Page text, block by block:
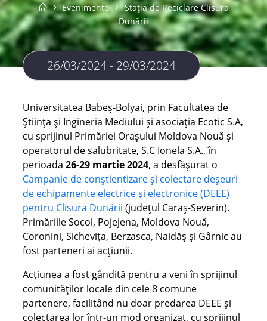
HomeEvenimente
Stația de Reciclare Clisura
Dunării
26/03/2024 - 29/03/2024
Universitatea Babeș-Bolyai, prin Facultatea de
Știința și Ingineria Mediului și asociația Ecotic S.A,
cu sprijinul Primăriei Orașului Moldova Nouă și
operatorul de salubritate, S.C Ionela S.A., în
perioada 26-29 martie 2024, a desfășurat o
Campanie de conștientizare și colectare deșeuri
de echipamente electrice și electronice (DEEE)
pentru Clisura Dunării (județul Caraș-Severin).
Primăriile Socol, Pojejena, Moldova Nouă,
Coronini, Sichevița, Berzasca, Naidăș și Gârnic au
fost parteneri ai acțiunii.
Acțiunea a fost gândită pentru a veni în sprijinul
comunităților locale din cele 8 comune
partenere, facilitând nu doar predarea DEEE și
colectarea lor într-un mod organizat, cu sprijinul